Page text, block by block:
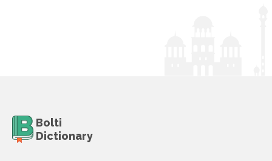
Bolti
Dictionary